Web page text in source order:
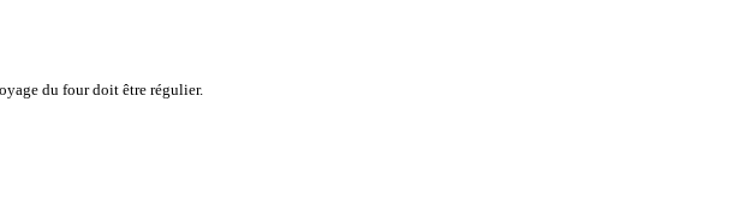
du four doit être régulier.